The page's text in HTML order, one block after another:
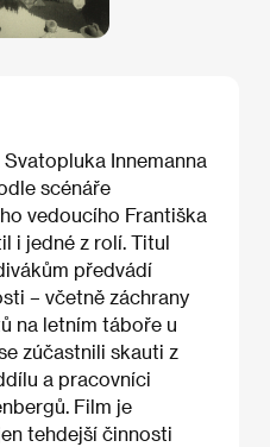
Innemanna
scénáře
vedoucího Františka
i jedné z rolí. Titul
předvádí
– včetně záchrany
na letním táboře u
zúčastnili skauti z
a pracovníci
Film je
tehdejší činnosti